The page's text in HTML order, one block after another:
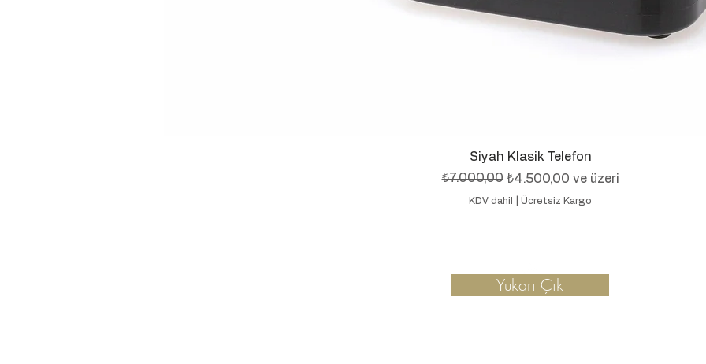
Hızlı Bakış
Siyah Klasik Telefon
Normal Fiyat
₺7.000,00 ₺4.500,00 ve üzeri
İndirimli Fiyat
KDV dahil Ücretsiz Kargo
Yukarı Çık